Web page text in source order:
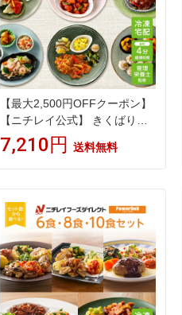
【最大2,500円OFFクーポン】
【ニチレイ公式】 きくばりご
ぜん 中華 8食セット 冷凍弁当
おかず セット 冷凍 お弁当 冷
当 ニチレイフーズ 自宅療養 お
いしい 美味しい リモートワー
ク 在宅勤務 ご飯 介護食
7,210円 送料無料